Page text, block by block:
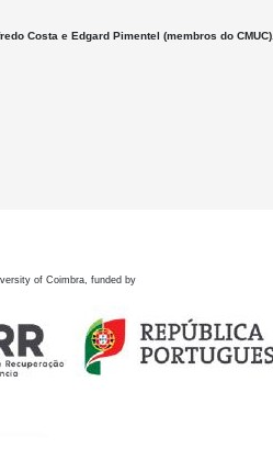
Costa e Edgard Pimentel (membros do CMUC).
of Coimbra, funded by